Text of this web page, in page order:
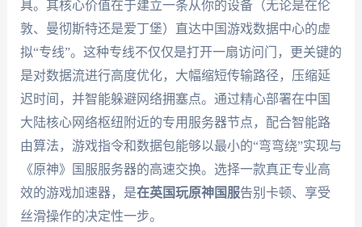
具。其核心价值在于建立一条从你的设备（无论是在伦
敦、曼彻斯特还是爱丁堡）直达中国游戏数据中心的虚
拟“专线”。这种专线不仅仅是打开一扇访问门，更关键的
是对数据流进行高度优化，大幅缩短传输路径，压缩延
迟时间，并智能躲避网络拥塞点。通过精心部署在中国
大陆核心网络枢纽附近的专用服务器节点，配合智能路
由算法，游戏指令和数据包能够以最小的“弯弯绕”实现与
《原神》国服服务器的高速交换。选择一款真正专业高
效的游戏加速器，是在英国玩原神国服告别卡顿、享受
丝滑操作的决定性一步。